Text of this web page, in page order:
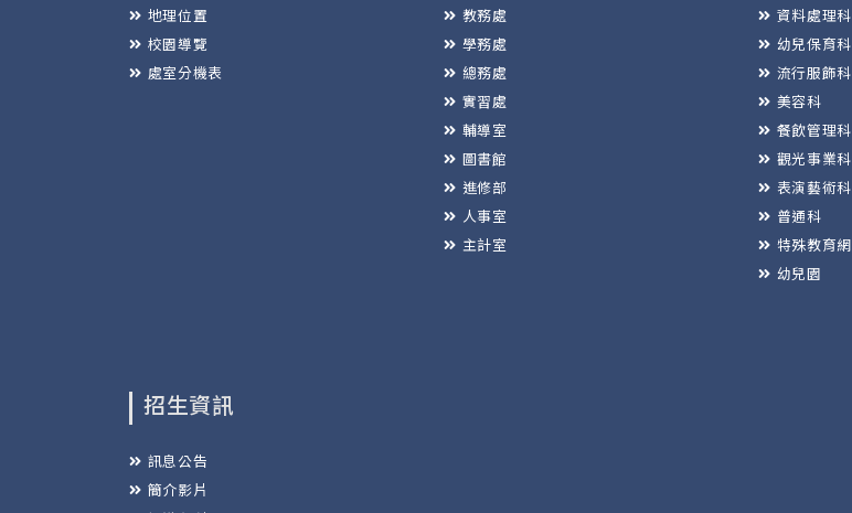
地理位置
校園導覽
處室分機表
教務處
學務處
總務處
實習處
輔導室
圖書館
進修部
人事室
主計室
資料處理科
幼兒保育科
流行服飾科
美容科
餐飲管理科
觀光事業科
表演藝術科
普通科
特殊教育網
幼兒園
招生資訊
訊息公告
簡介影片